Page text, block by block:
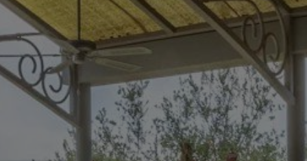
Acheter Villa 7 pièces 1309 m² Marrakech